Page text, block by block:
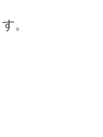
。